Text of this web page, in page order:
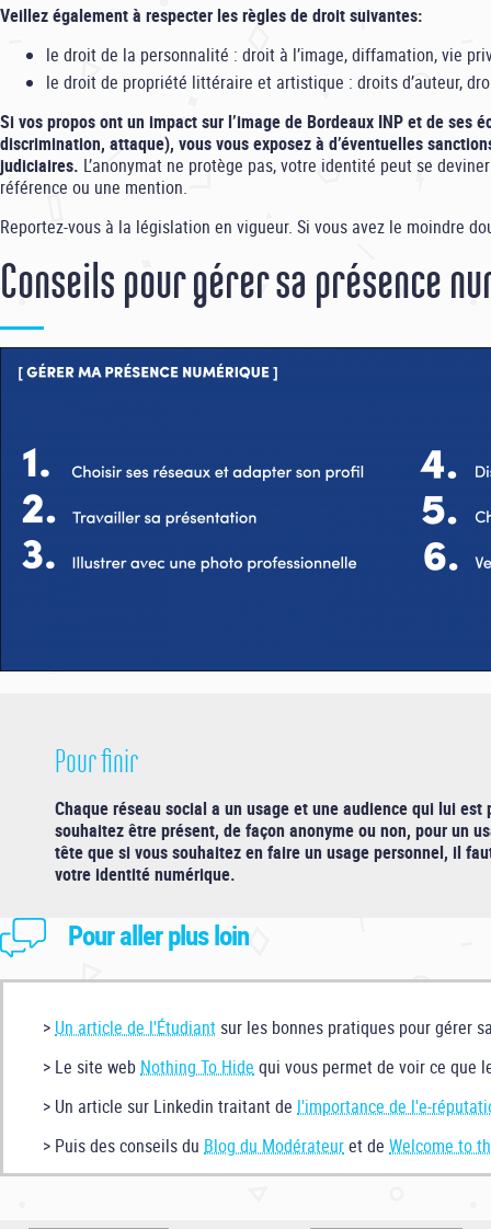
Veillez également à respecter les règles de droit suivantes:
le droit de la personnalité : droit à l’image, diffamation, vie
le droit de propriété littéraire et artistique : droits d’auteur,
Si vos propos ont un impact sur l’image de Bordeaux INP et de ses
discrimination, attaque), vous vous exposez à d’éventuelles
judiciaires. L’anonymat ne protège pas, votre identité peut se
référence ou une mention.
Reportez-vous à la législation en vigueur. Si vous avez le moindre
Conseils pour gérer sa présence
Pour finir
Chaque réseau social a un usage et une audience qui lui est
souhaitez être présent, de façon anonyme ou non, pour un
tête que si vous souhaitez en faire un usage personnel, il
votre identité numérique.
Pour aller plus loin
> Un article de l'Étudiant sur les bonnes pratiques pour gérer
> Le site web Nothing To Hide qui vous permet de voir ce que
> Un article sur Linkedin traitant de l'importance de l'e-
> Puis des conseils du Blog du Modérateuret de Welcome to